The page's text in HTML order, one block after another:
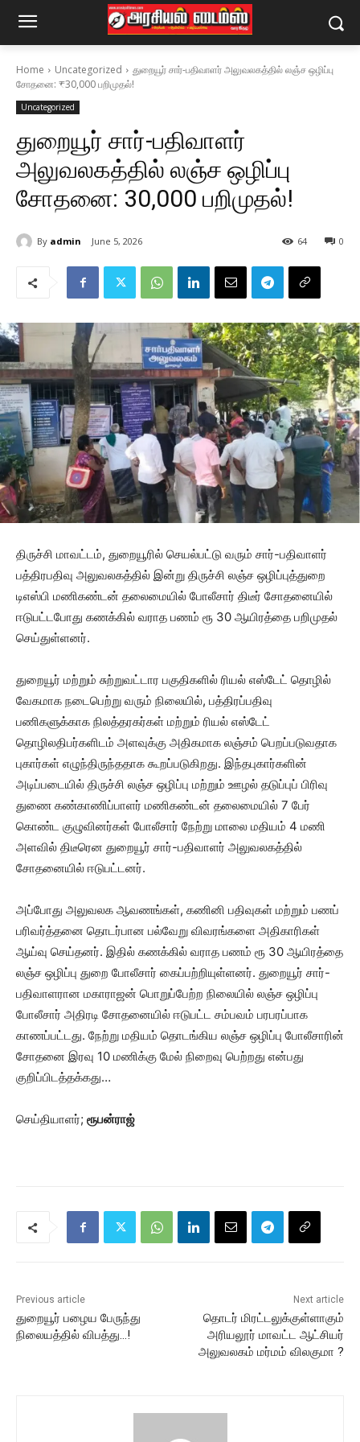
Home Uncategorized
துறையூர் சார்-பதிவாளர் அலுவலகத்தில் லஞ்ச ஒழிப்பு
சோதனை: ₹30,000 பறிமுதல்!
Uncategorized
துறையூர் சார்-பதிவாளர்
அலுவலகத்தில் லஞ்ச ஒழிப்பு
சோதனை: ₹30,000 பறிமுதல்!
By admin June 5, 2026 0
64
திருச்சி மாவட்டம், துறையூரில் செயல்பட்டு வரும் சார்-பதிவாளர்
பத்திரபதிவு அலுவலகத்தில் இன்று திருச்சி லஞ்ச ஒழிப்புத்துறை
டிஎஸ்பி மணிகண்டன் தலைமையில் போலீசார் திடீர் சோதனையில்
ஈடுபட்டபோது கணக்கில் வராத பணம் ரூ 30 ஆயிரத்தை பறிமுதல்
செய்துள்ளனர்.
துறையூர் மற்றும் சுற்றுவட்டார பகுதிகளில் ரியல் எஸ்டேட் தொழில்
வேகமாக நடைபெற்று வரும் நிலையில், பத்திரப்பதிவு
பணிகளுக்காக நிலத்தரகர்கள் மற்றும் ரியல் எஸ்டேட்
தொழிலதிபர்களிடம் அளவுக்கு அதிகமாக லஞ்சம் பெறப்படுவதாக
புகார்கள் எழுந்திருந்ததாக கூறப்படுகிறது. இந்தபுகார்களின்
அடிப்படையில் திருச்சி லஞ்ச ஒழிப்பு மற்றும் ஊழல் தடுப்புப் பிரிவு
துணை கண்காணிப்பாளர் மணிகண்டன் தலைமையில் 7 பேர்
கொண்ட குழுவினர்கள் போலீசார் நேற்று மாலை மதியம் 4 மணி
அளவில் திடீரென துறையூர் சார்-பதிவாளர் அலுவலகத்தில்
சோதனையில் ஈடுபட்டனர்.
அப்போது அலுவலக ஆவணங்கள், கணினி பதிவுகள் மற்றும் பணப்
பரிவர்த்தனை தொடர்பான பல்வேறு விவரங்களை அதிகாரிகள்
ஆய்வு செய்தனர். இதில் கணக்கில் வராத பணம் ரூ 30 ஆயிரத்தை
லஞ்ச ஒழிப்பு துறை போலீசார் கைப்பற்றியுள்ளனர். துறையூர் சார்-
பதிவாளரான மகாராஜன் பொறுப்பேற்ற நிலையில் லஞ்ச ஒழிப்பு
போலீசார் அதிரடி சோதனையில் ஈடுபட்ட சம்பவம் பரபரப்பாக
காணப்பட்டது. நேற்று மதியம் தொடங்கிய லஞ்ச ஒழிப்பு போலீசாரின்
சோதனை இரவு 10 மணிக்கு மேல் நிறைவு பெற்றது என்பது
குறிப்பிடத்தக்கது…
செய்தியாளர்; ரூபன்ராஜ்
Previous article
துறையூர் பழைய பேருந்து
நிலையத்தில் விபத்து…!
Next article
தொடர் மிரட்டலுக்குள்ளாகும்
அரியலூர் மாவட்ட ஆட்சியர்
அலுவலகம் மர்மம் விலகுமா ?